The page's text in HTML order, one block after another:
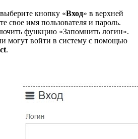
кнопку «Вход» в верхней
свое имя пользователя и пароль.
функцию «Запомнить логин».
могут войти в систему с помощью
.